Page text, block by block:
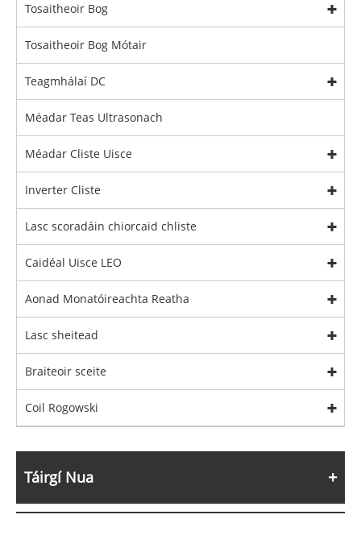
Tosaitheoir Bog
Tosaitheoir Bog Mótair
Teagmhálaí DC
Méadar Teas Ultrasonach
Méadar Cliste Uisce
Inverter Cliste
Lasc scoradáin chiorcaid chliste
Caidéal Uisce LEO
Aonad Monatóireachta Reatha
Lasc sheitead
Braiteoir sceite
Coil Rogowski
Táirgí Nua